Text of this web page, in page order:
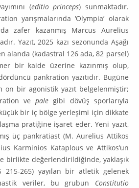
(editio princeps) sunmaktadır.
yarışmalarında ‘Olympia’ olarak
zafer kazanmış Marcus Aurelius
Yazıt, 2025 kazı sezonunda Aşağı
alanda (kadastral 126 ada, 82 parsel)
bir kaide üzerine kazınmış olup,
pankration yazıtıdır. Bugüne
on bir agonistik yazıt belgelenmiştir;
vepale gibi dövüş sporlarıyla
bir iç bölge yerleşimi için dikkate
pratiğine işaret eder. Yeni yazıt,
üç pankratiast (M. Aurelius Attikos
Karminios Kataplous ve Attikos’un
birlikte değerlendirildiğinde, yaklaşık
215-265) yayılan bir atletik gelenek
veriler, bu grubun Constitutio